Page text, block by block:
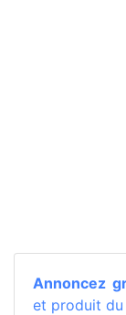
Annoncez
et produit